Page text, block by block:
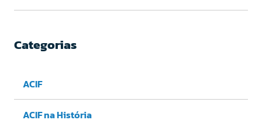
Categorias
ACIF
ACIF na História